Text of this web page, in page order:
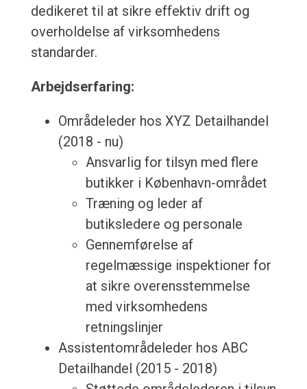
dedikeret til at sikre effektiv drift og
overholdelse af virksomhedens
standarder.
Arbejdserfaring:
Områdeleder hos XYZ Detailhandel
(2018 - nu)
Ansvarlig for tilsyn med flere
butikker i København-området
Træning og leder af
butiksledere og personale
Gennemførelse af
regelmæssige inspektioner for
at sikre overensstemmelse
med virksomhedens
retningslinjer
Assistentområdeleder hos ABC
Detailhandel (2015 - 2018)